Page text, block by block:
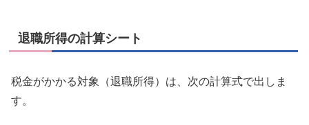
退職所得の計算シート
税金がかかる対象（退職所得）は、次の計算式で出しま
す。